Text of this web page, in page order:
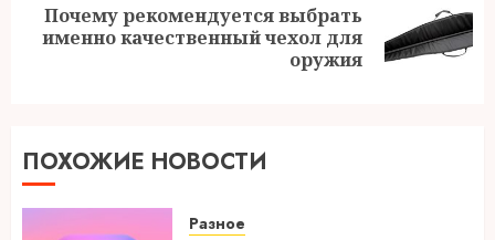
Следующая
Почему рекомендуется выбрать
именно качественный чехол для
оружия
ПОХОЖИЕ НОВОСТИ
Разное